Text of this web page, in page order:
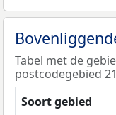
Tabel met de
postcodegebied
Soort gebied